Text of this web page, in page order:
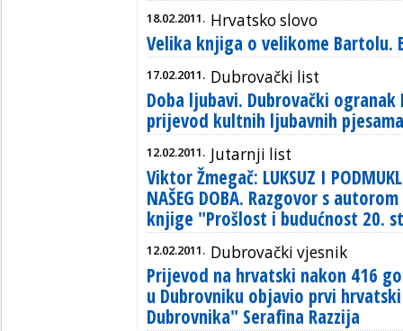
18.02.2011. Hrvatsko slovo
Velika knjiga o velikome Bartolu.
17.02.2011. Dubrovački list
Doba ljubavi. Dubrovački
prijevod kultnih ljubavnih
12.02.2011. Jutarnji list
Viktor Žmegač: LUKSUZ I
NAŠEG DOBA. Razgovor s
knjige "Prošlost i budućnost 20.
12.02.2011. Dubrovački vjesnik
Prijevod na hrvatski nakon 416
u Dubrovniku objavio prvi
Dubrovnika" Serafina Razzija